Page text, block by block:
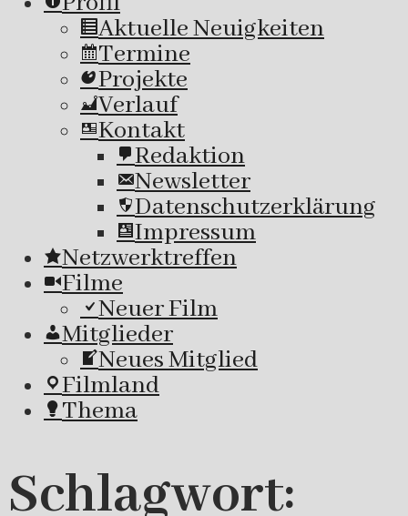
Aktuelle Neuigkeiten
Termine
Projekte
Verlauf
Kontakt
Redaktion
Newsletter
Datenschutzerklärung
Impressum
Netzwerktreffen
Filme
Neuer Film
Mitglieder
Neues Mitglied
Filmland
Thema
Schlagwort: